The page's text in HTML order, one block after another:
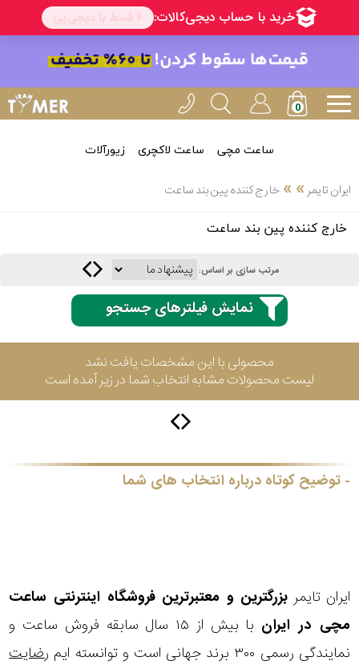
ساعت مچی ساعت لاکچری زیورآلات
ایران تایمر »
» خارج کننده پین بند ساعت
خارج کننده پین بند ساعت
مرتب سازی بر اساس:
نمایش فیلترهای جستجو
محصولی با این مشخصات یافت نشد
لیست محصولات مشابه انتخاب شما در زیر آمده است
توضیح کوتاه درباره انتخاب های شما
ایران تایمر بزرگترین و معتبرترین فروشگاه اینترنتی ساعت
مچی در ایران
با بیش از ۱۵ سال سابقه فروش ساعت و
نمایندگی رسمی ۳۰۰ برند جهانی است و توانسته ایم
رضایت
بین 3
عدد
هایتون
سلکشن
نمایش
نوع